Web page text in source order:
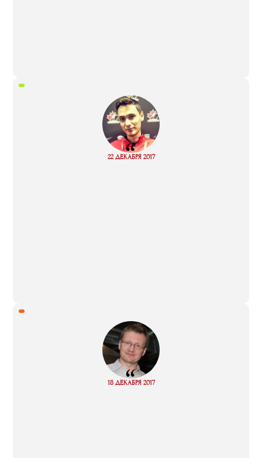
“
22 ДЕКАБРЯ 2017
Read
“
18 ДЕКАБРЯ 2017
Read